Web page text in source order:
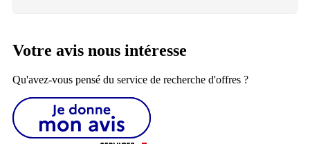
Votre avis nous intéresse
Qu'avez-vous pensé du service de recherche d'offres ?